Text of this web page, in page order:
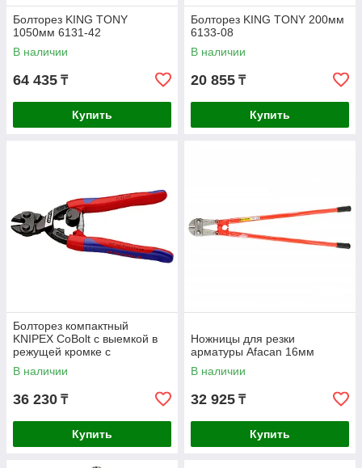
Болторез KING TONY
1050мм 6131-42
В наличии
64 435 ₸
Купить
Болторез KING TONY 200мм
6133-08
В наличии
20 855 ₸
Купить
Болторез компактный
KNIPEX CoBolt с выемкой в
режущей кромке с
двухкомпонентной рукояткой
200мм 7132200
В наличии
36 230 ₸
Купить
Ножницы для резки
арматуры Afacan 16мм
В наличии
32 925 ₸
Купить